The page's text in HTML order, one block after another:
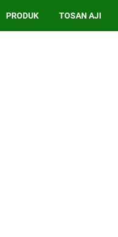
PRODUK TOSAN AJI